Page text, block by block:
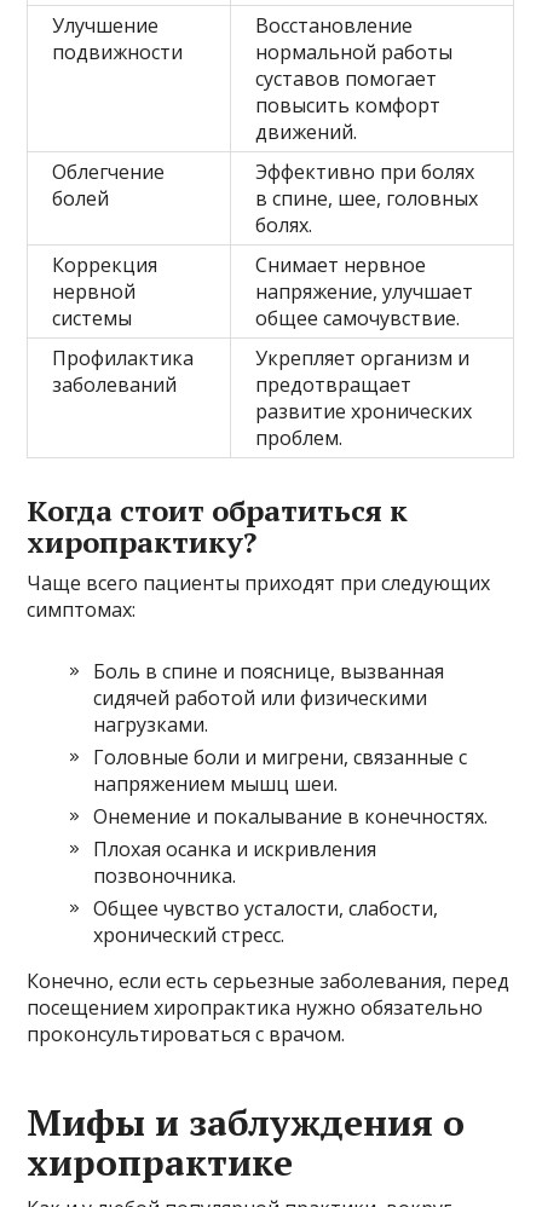
Улучшение
подвижности
Восстановление
нормальной работы
суставов помогает
повысить комфорт
движений.
Облегчение
болей
Эффективно при болях
в спине, шее, головных
болях.
Коррекция
нервной
системы
Снимает нервное
напряжение, улучшает
общее самочувствие.
Профилактика
заболеваний
Укрепляет организм и
предотвращает
развитие хронических
проблем.
Когда стоит обратиться к
хиропрактику?
Чаще всего пациенты приходят при следующих
симптомах:
Боль в спине и пояснице, вызванная
сидячей работой или физическими
нагрузками.
Головные боли и мигрени, связанные с
напряжением мышц шеи.
Онемение и покалывание в конечностях.
Плохая осанка и искривления
позвоночника.
Общее чувство усталости, слабости,
хронический стресс.
Конечно, если есть серьезные заболевания, перед
посещением хиропрактика нужно обязательно
проконсультироваться с врачом.
Мифы и заблуждения о
хиропрактике